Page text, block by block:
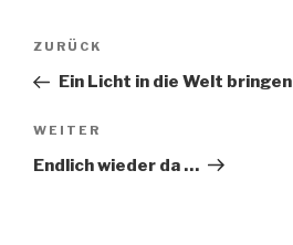
Beitragsnavigation
Vorheriger
Beitrag
ZURÜCK
Ein Licht in die Welt bringen
Nächster
Beitrag
WEITER
Endlich wieder da …